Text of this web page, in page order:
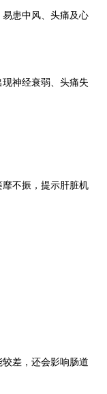
患中风、头痛及心
神经衰弱、头痛失
不振，提示肝脏机
差，还会影响肠道